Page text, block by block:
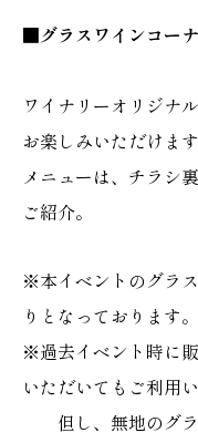
■グラスワインコーナ
ワイナリーオリジナ
お楽しみいただけま
メニューは、チラシ
ご紹介。
※本イベントのグラ
りとなっております。
※過去イベント時に
いただいてもご利用
但し、無地のグラ